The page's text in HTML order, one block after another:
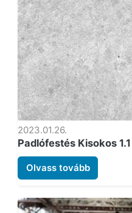
2023.01.26.
Padlófestés Kisokos 1.1
Olvass tovább